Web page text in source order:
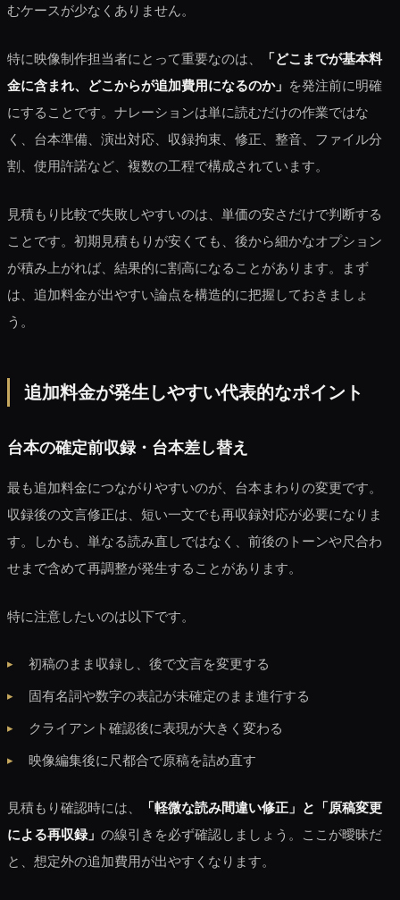
むケースが少なくありません。
特に映像制作担当者にとって重要なのは、
「どこまでが基本料
金に含まれ、どこからが追加費用になるのか」 を発注前に明確
にすることです。ナレーションは単に読むだけの作業ではな
く、台本準備、演出対応、収録拘束、修正、整音、ファイル分
割、使用許諾など、複数の工程で構成されています。
見積もり比較で失敗しやすいのは、単価の安さだけで判断する
ことです。初期見積もりが安くても、後から細かなオプション
が積み上がれば、結果的に割高になることがあります。まず
は、追加料金が出やすい論点を構造的に把握しておきましょ
う。
追加料金が発生しやすい代表的なポイント
台本の確定前収録・台本差し替え
最も追加料金につながりやすいのが、台本まわりの変更です。
収録後の文言修正は、短い一文でも再収録対応が必要になりま
す。しかも、単なる読み直しではなく、前後のトーンや尺合わ
せまで含めて再調整が発生することがあります。
特に注意したいのは以下です。
初稿のまま収録し、後で文言を変更する
固有名詞や数字の表記が未確定のまま進行する
クライアント確認後に表現が大きく変わる
映像編集後に尺都合で原稿を詰め直す
見積もり確認時には、
「軽微な読み間違い修正」と「原稿変更
による再収録」 の線引きを必ず確認しましょう。ここが曖昧だ
と、想定外の追加費用が出やすくなります。